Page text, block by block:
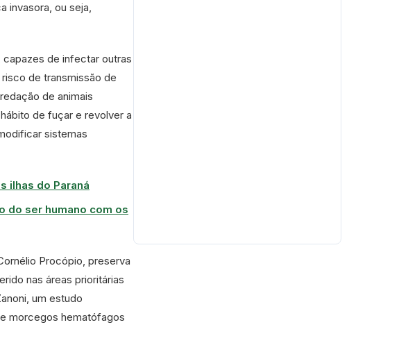
invasora, ou seja,
de infectar outras
de transmissão de
de animais
de fuçar e revolver a
sistemas
ilhas do Paraná
do ser humano com os
Procópio, preserva
nas áreas prioritárias
um estudo
morcegos hematófagos